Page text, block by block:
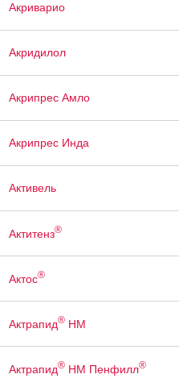
Акриварио
Акридилол
Акрипрес Амло
Акрипрес Инда
Активель
Актитенз®
Актос®
Актрапид®НМ
Актрапид®НМ Пенфилл®